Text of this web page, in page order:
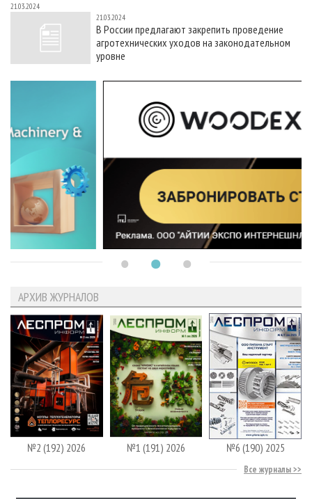
21.03.2024
21.03.2024
В России предлагают закрепить проведение
агротехнических уходов на законодательном
уровне
АРХИВ ЖУРНАЛОВ
№2 (192) 2026 №1 (191) 2026 №6 (190) 2025
Все журналы